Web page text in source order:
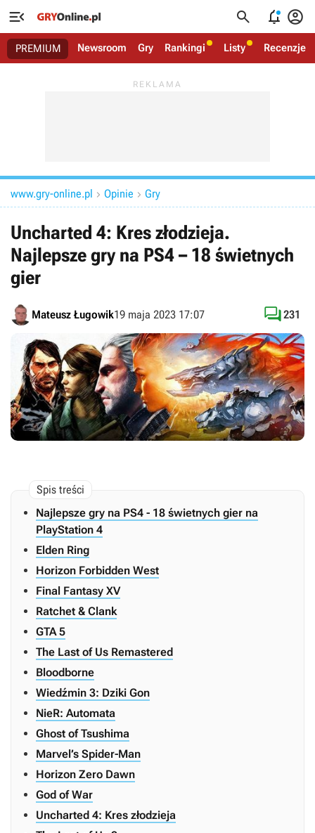
   
PREMIUM Newsroom Gry Rankingi Listy Recenzje
www.gry-online.pl  Opinie  Gry
Uncharted 4: Kres złodzieja.
Najlepsze gry na PS4 – 18 świetnych
gier
Mateusz Ługowik19 maja 2023 17:07 231
Najlepsze gry na PS4 - 18 świetnych gier na
PlayStation 4
Elden Ring
Horizon Forbidden West
Final Fantasy XV
Ratchet & Clank
GTA 5
The Last of Us Remastered
Bloodborne
Wiedźmin 3: Dziki Gon
NieR: Automata
Ghost of Tsushima
Marvel’s Spider-Man
Horizon Zero Dawn
God of War
Uncharted 4: Kres złodzieja